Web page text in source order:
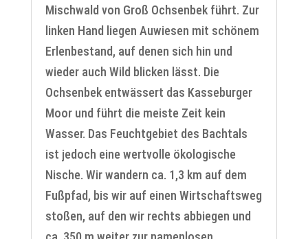
Mischwald von Groß Ochsenbek führt. Zur
linken Hand liegen Auwiesen mit schönem
Erlenbestand, auf denen sich hin und
wieder auch Wild blicken lässt. Die
Ochsenbek entwässert das Kasseburger
Moor und führt die meiste Zeit kein
Wasser. Das Feuchtgebiet des Bachtals
ist jedoch eine wertvolle ökologische
Nische. Wir wandern ca. 1,3 km auf dem
Fußpfad, bis wir auf einen Wirtschaftsweg
stoßen, auf den wir rechts abbiegen und